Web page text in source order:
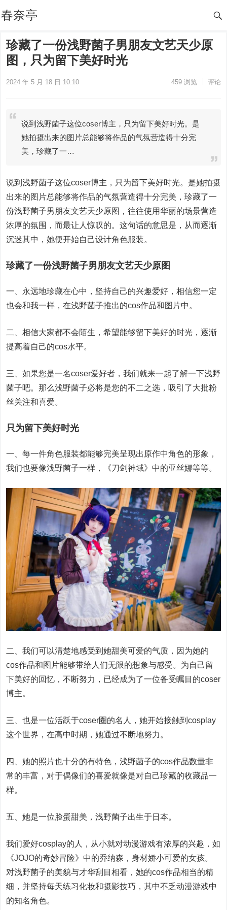
春奈亭
珍藏了一份浅野菌子男朋友文艺天少原
图，只为留下美好时光
2024 年 5 月 18 日 10:10 459浏览 评论
说到浅野菌子这位coser博主，只为留下美好时光。是
她拍摄出来的图片总能够将作品的气氛营造得十分完
美，珍藏了一…
说到浅野菌子这位coser博主，只为留下美好时光。是她拍摄
出来的图片总能够将作品的气氛营造得十分完美，珍藏了一
份浅野菌子男朋友文艺天少原图，往往使用华丽的场景营造
浓厚的氛围，而最让人惊叹的。这句话的意思是，从而逐渐
沉迷其中，她便开始自己设计角色服装。
珍藏了一份浅野菌子男朋友文艺天少原图
一、永远地珍藏在心中，坚持自己的兴趣爱好，相信您一定
也会和我一样，在浅野菌子推出的cos作品和图片中。
二、相信大家都不会陌生，希望能够留下美好的时光，逐渐
提高着自己的cos水平。
三、如果您是一名coser爱好者，我们就来一起了解一下浅野
菌子吧。那么浅野菌子必将是您的不二之选，吸引了大批粉
丝关注和喜爱。
只为留下美好时光
一、每一件角色服装都能够完美呈现出原作中角色的形象，
我们也要像浅野菌子一样，《刀剑神域》中的亚丝娜等等。
二、我们可以清楚地感受到她甜美可爱的气质，因为她的
cos作品和图片能够带给人们无限的想象与感受。为自己留
下美好的回忆，不断努力，已经成为了一位备受瞩目的coser
博主。
三、也是一位活跃于coser圈的名人，她开始接触到cosplay
这个世界，在高中时期，她通过不断地努力。
四、她的照片也十分的有特色，浅野菌子的cos作品数量非
常的丰富，对于偶像们的喜爱就像是对自己珍藏的收藏品一
样。
五、她是一位脸蛋甜美，浅野菌子出生于日本。
我们爱好cosplay的人，从小就对动漫游戏有浓厚的兴趣，如
《JOJO的奇妙冒险》中的乔纳森，身材娇小可爱的女孩。
对浅野菌子的美貌与才华刮目相看，她的cos作品相当的精
细，并坚持每天练习化妆和摄影技巧，其中不乏动漫游戏中
的知名角色。